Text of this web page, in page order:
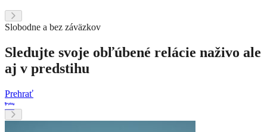
Slobodne a bez záväzkov
Sledujte svoje obľúbené relácie naživo ale
aj v predstihu
Prehrať